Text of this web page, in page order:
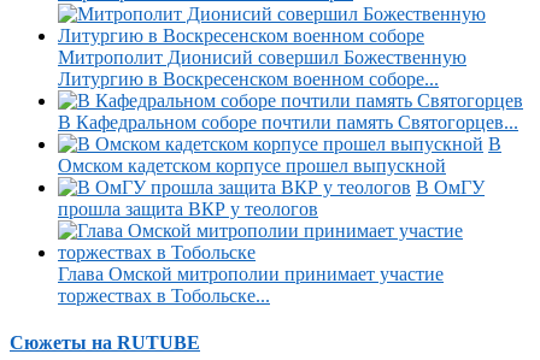
Митрополит Дионисий совершил Божественную
Литургию в Воскресенском военном соборе...
В Кафедральном соборе почтили память Святогорцев...
В
Омском кадетском корпусе прошел выпускной
В ОмГУ
прошла защита ВКР у теологов
Глава Омской митрополии принимает участие
торжествах в Тобольске...
Сюжеты на RUTUBE